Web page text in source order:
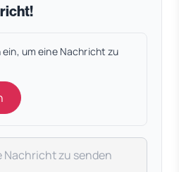
um eine Nachricht zu